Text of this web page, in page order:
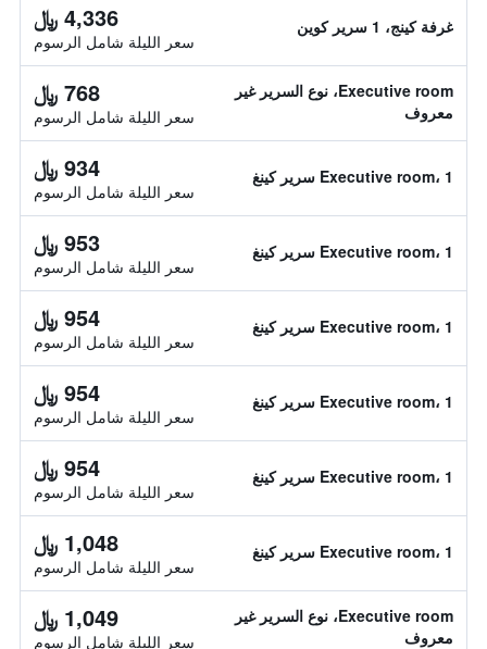
غرفة كينج، 1 سرير كوين 4,336 ﷼
سعر الليلة شامل الرسوم
Executive room، نوع السرير غير
معروف
768 ﷼
سعر الليلة شامل الرسوم
Executive room، 1 سرير كينغ 934 ﷼
سعر الليلة شامل الرسوم
Executive room، 1 سرير كينغ 953 ﷼
سعر الليلة شامل الرسوم
Executive room، 1 سرير كينغ 954 ﷼
سعر الليلة شامل الرسوم
Executive room، 1 سرير كينغ 954 ﷼
سعر الليلة شامل الرسوم
Executive room، 1 سرير كينغ 954 ﷼
سعر الليلة شامل الرسوم
Executive room، 1 سرير كينغ 1,048 ﷼
سعر الليلة شامل الرسوم
Executive room، نوع السرير غير
معروف
1,049 ﷼
سعر الليلة شامل الرسوم